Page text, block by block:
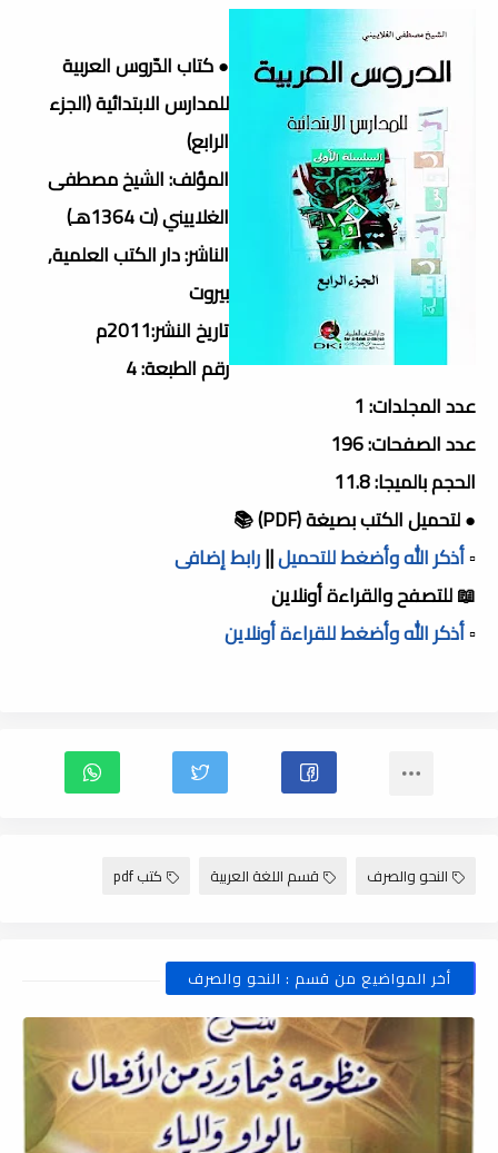
● كتاب الدّروس العربية
للمدارس الابتدائية (الجزء
الرابع)
المؤلف: الشيخ مصطفى
الغلاييني (ت 1364هـ)
الناشر: دار الكتب العلمية,
بيروت
تاريخ النشر:2011م
رقم الطبعة: 4
عدد المجلدات: 1
عدد الصفحات: 196
الحجم بالميجا: 11.8
● لتحميل الكتب بصيغة (PDF) 📚
▫️أذكر الله وأضغط للتحميل||رابط إضافى
📖 للتصفح والقراءة أونلاين
▫️أذكر الله وأضغط للقراءة أونلاين
النحو والصرف قسم اللغة العربية كتب pdf
أخر المواضيع من قسم : النحو والصرف